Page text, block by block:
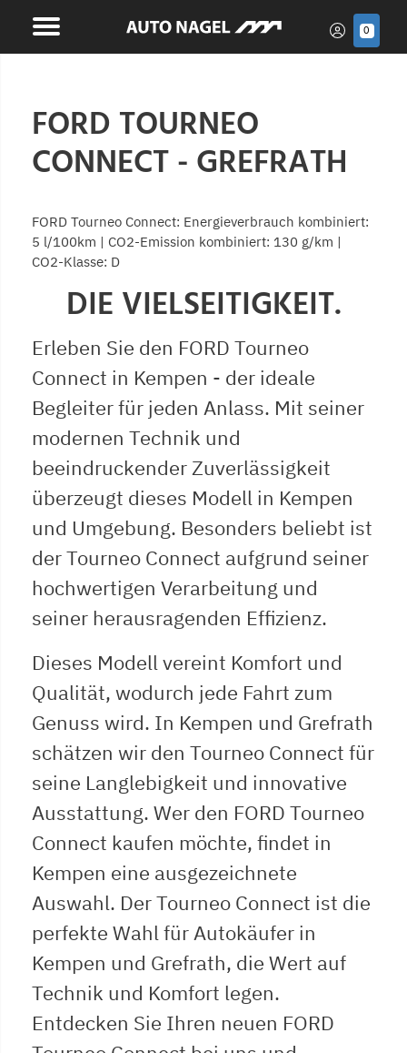
0
FORD TOURNEO
CONNECT - GREFRATH
FORD Tourneo Connect: Energieverbrauch kombiniert:
5 l/100km | CO2-Emission kombiniert: 130 g/km |
CO2-Klasse: D
DIE VIELSEITIGKEIT.
Erleben Sie den FORD Tourneo
Connect in Kempen - der ideale
Begleiter für jeden Anlass. Mit seiner
modernen Technik und
beeindruckender Zuverlässigkeit
überzeugt dieses Modell in Kempen
und Umgebung. Besonders beliebt ist
der Tourneo Connect aufgrund seiner
hochwertigen Verarbeitung und
seiner herausragenden Effizienz.
Dieses Modell vereint Komfort und
Qualität, wodurch jede Fahrt zum
Genuss wird. In Kempen und Grefrath
schätzen wir den Tourneo Connect für
seine Langlebigkeit und innovative
Ausstattung. Wer den FORD Tourneo
Connect kaufen möchte, findet in
Kempen eine ausgezeichnete
Auswahl. Der Tourneo Connect ist die
perfekte Wahl für Autokäufer in
Kempen und Grefrath, die Wert auf
Technik und Komfort legen.
Entdecken Sie Ihren neuen FORD